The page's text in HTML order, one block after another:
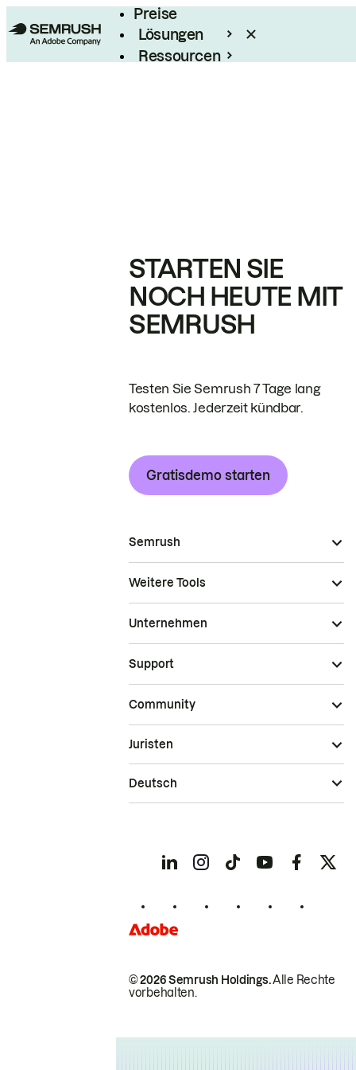
Preise
Lösungen
Ressourcen
STARTEN SIE
NOCH HEUTE MIT
SEMRUSH
Testen Sie Semrush 7 Tage lang
kostenlos. Jederzeit kündbar.
Gratisdemo starten
Semrush
Weitere Tools
Unternehmen
Support
Community
© 2026 Semrush Holdings.Alle Rechte
vorbehalten.
Juristen
Deutsch